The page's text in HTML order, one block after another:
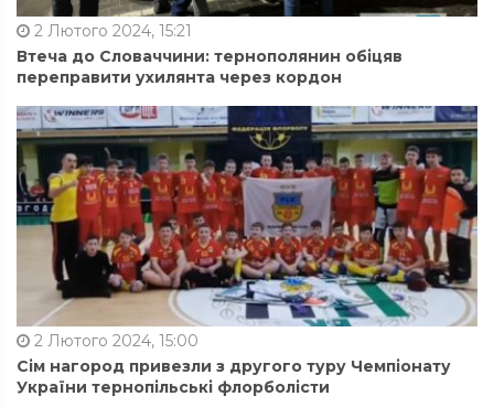
2 Лютого 2024, 15:21
Втеча до Словаччини: тернополянин обіцяв
переправити ухилянта через кордон
2 Лютого 2024, 15:00
Сім нагород привезли з другого туру Чемпіонату
України тернопільські флорболісти